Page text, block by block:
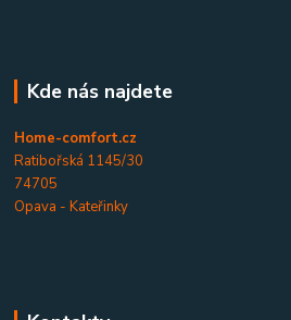
Kde nás najdete
Home-comfort.cz
Ratibořská 1145/30
74705
Opava - Kateřinky